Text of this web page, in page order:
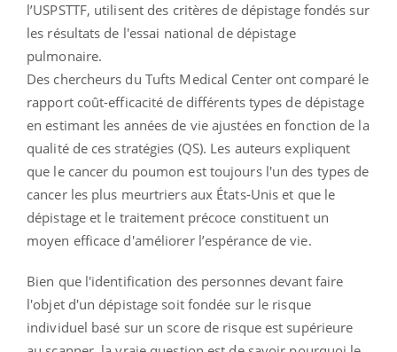
l’USPSTTF, utilisent des critères de dépistage fondés sur
les résultats de l'essai national de dépistage
pulmonaire.
Des chercheurs du Tufts Medical Center ont comparé le
rapport coût-efficacité de différents types de dépistage
en estimant les années de vie ajustées en fonction de la
qualité de ces stratégies (QS). Les auteurs expliquent
que le cancer du poumon est toujours l'un des types de
cancer les plus meurtriers aux États-Unis et que le
dépistage et le traitement précoce constituent un
moyen efficace d'améliorer l’espérance de vie.
Bien que l'identification des personnes devant faire
l'objet d'un dépistage soit fondée sur le risque
individuel basé sur un score de risque est supérieure